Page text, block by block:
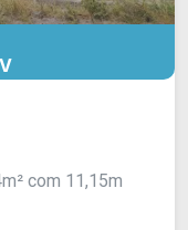
com 11,15m